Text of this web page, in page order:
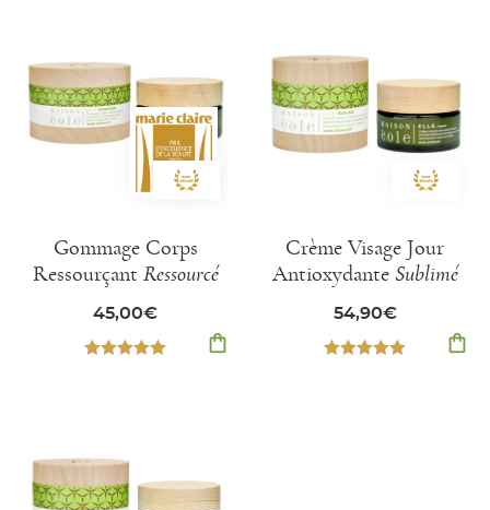
Gommage Corps
Ressourçant Ressourcé
45,00€
shopping_bag
Crème Visage Jour
Antioxydante Sublimé
54,90€
shopping_bag